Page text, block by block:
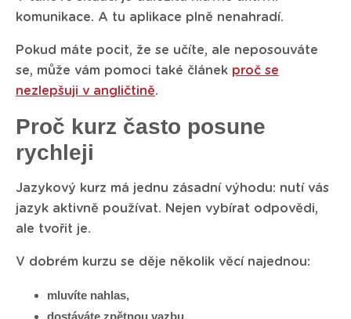
komunikace. A tu aplikace plně nenahradí.
Pokud máte pocit, že se učíte, ale neposouváte
se, může vám pomoci také článek proč se
nezlepšuji v angličtině.
Proč kurz často posune
rychleji
Jazykový kurz má jednu zásadní výhodu: nutí vás
jazyk aktivně používat. Nejen vybírat odpovědi,
ale tvořit je.
V dobrém kurzu se děje několik věcí najednou:
mluvíte nahlas,
dostáváte zpětnou vazbu,